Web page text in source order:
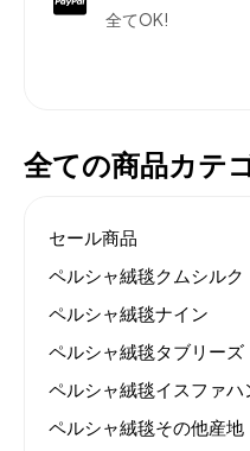
全てOK!
全ての商品カテ
セール商品
ペルシャ絨毯クムシルク
ペルシャ絨毯ナイン
ペルシャ絨毯タブリーズ
ペルシャ絨毯イスファハ
ペルシャ絨毯その他産地